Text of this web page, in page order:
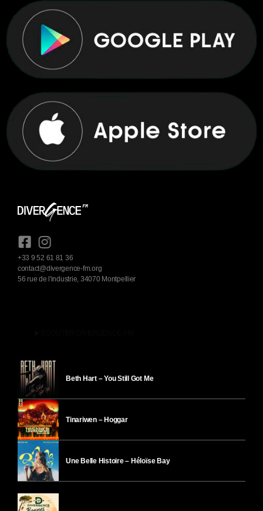
+33 9 52 61 81 36
contact@divergence-fm.org
56 rue de l'industrie, 34070 Montpellier
Beth Hart – You Still Got Me
Tinariwen – Hoggar
Une Belle Histoire – Héloïse Bay